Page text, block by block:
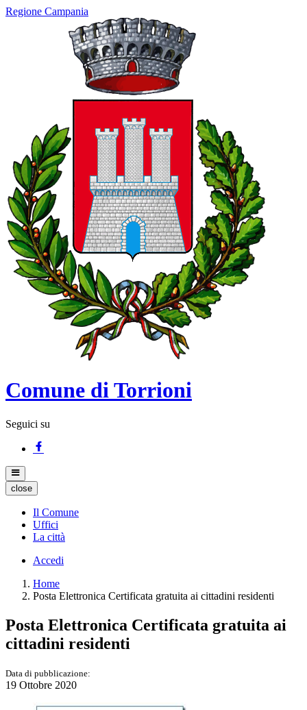
Regione Campania
Comune di Torrioni
Seguici su
close
Il Comune
Uffici
La città
Accedi
Home
Posta Elettronica Certificata gratuita ai cittadini residenti
Posta Elettronica Certificata gratuita ai
cittadini residenti
Data di pubblicazione:
19 Ottobre 2020